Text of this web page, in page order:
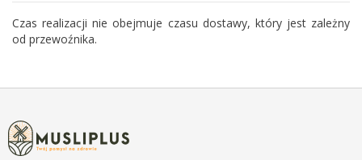
Czas realizacji nie obejmuje czasu dostawy, który jest zależny
od przewoźnika.